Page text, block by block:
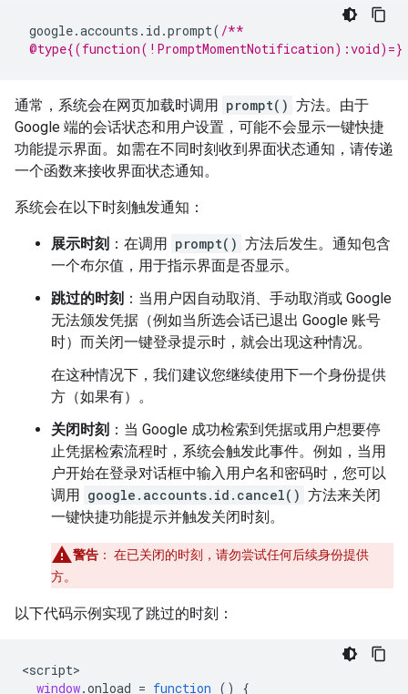
google.accounts . id .prompt( /**
通常，系统会在网页加载时调用 prompt() 方法。由于
Google 端的会话状态和用户设置，可能不会显示一键快捷
功能提示界面。如需在不同时刻收到界面状态通知，请传递
一个函数来接收界面状态通知。
系统会在以下时刻触发通知：
展示时刻 ：在调用 prompt() 方法后发生。通知包含
一个布尔值，用于指示界面是否显示。
跳过的时刻 ：当用户因自动取消、手动取消或 Google
无法颁发凭据（例如当所选会话已退出 Google 账号
时）而关闭一键登录提示时，就会出现这种情况。
在这种情况下，我们建议您继续使用下一个身份提供
方（如果有）。
关闭时刻 ：当 Google 成功检索到凭据或用户想要停
止凭据检索流程时，系统会触发此事件。例如，当用
户开始在登录对话框中输入用户名和密码时，您可以
调用 google.accounts.id.cancel() 方法来关闭
一键快捷功能提示并触发关闭时刻。
警告 ： 在已关闭的时刻，请勿尝试任何后续身份提供
方。
以下代码示例实现了跳过的时刻：
<script
window.onload = function ()
{